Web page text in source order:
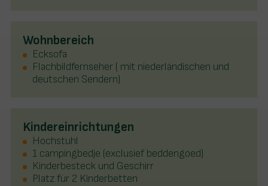
Wohnbereich
Ecksofa
Flachbildfernseher ( mit niederländischen und
deutschen Sendern)
Kindereinrichtungen
Hochstuhl
1 campingbedje (exclusief beddengoed)
Kinderbesteck und Geschirr
Platz für 2 Kinderbetten